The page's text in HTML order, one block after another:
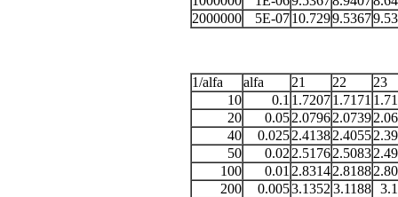
2000000
5E-07 10.7299.5367
1/alfa alfa 21 22
23
10
0.1 1.7207 1.7171
20
0.05 2.0796 2.0739
40
0.025 2.4138 2.4055
50
0.02 2.5176 2.5083
100
0.01 2.8314 2.8188
200
0.0053.1352 3.1188